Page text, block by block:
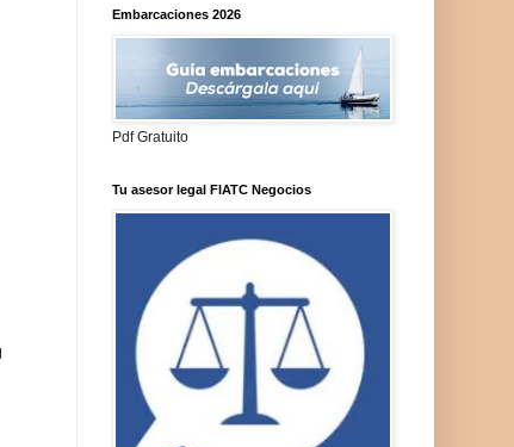
Embarcaciones 2026
Pdf Gratuito
Tu asesor legal FIATC Negocios